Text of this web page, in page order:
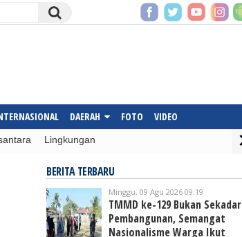
DAERAH FOTO VIDEO
Lingkungan
BERITA TERBARU
Minggu, 09 Agu 2026 09:19
TMMD ke-129 Bukan Sekadar
Pembangunan, Semangat
Nasionalisme Warga Ikut